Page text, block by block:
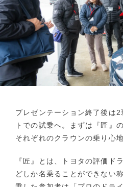
プレゼンテーション終了後は
トでの試乗へ。まずは『匠』
それぞれのクラウンの乗り心
『匠』とは、トヨタの評価ド
どしか名乗ることができない